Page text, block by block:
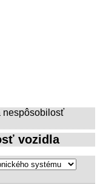
nespôsobilosť
vozidla